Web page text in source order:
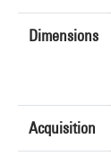
Dimensions
Acquisition